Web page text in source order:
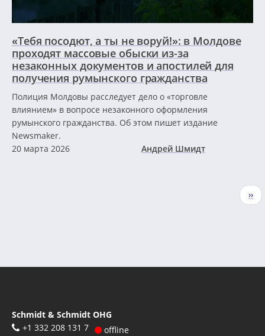
«Тебя посодют, а ты не воруй!»: в Молдове
проходят массовые обыски из-за
незаконных документов и апостилей для
получения румынского гражданства
Полиция Молдовы расследует дело о «торговле
влиянием» в вопросе незаконного оформления
румынского гражданства. Об этом пишет издание
Newsmaker.
20 марта 2026
Андрей Шмидт
››
Schmidt & Schmidt OHG
+1 332 208 131 7
offline